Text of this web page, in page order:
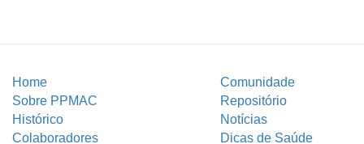
Home
Comunidade
Sobre PPMAC
Repositório
Histórico
Notícias
Colaboradores
Dicas de Saúde